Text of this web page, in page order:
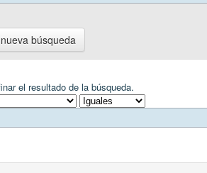
búsqueda
el resultado de la búsqueda.